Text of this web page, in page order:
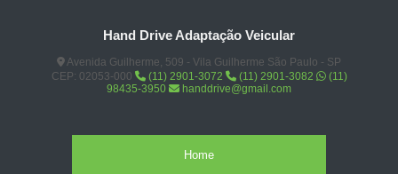
Hand Drive Adaptação Veicular
Avenida Guilherme, 509 - Vila Guilherme São Paulo - SP
CEP: 02053-000
(11) 2901-3072 (11) 2901-3082
(11)
98435-3950
handdrive@gmail.com
Home